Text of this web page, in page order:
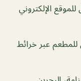
للموقع الإلكتروني
عبر خرائط